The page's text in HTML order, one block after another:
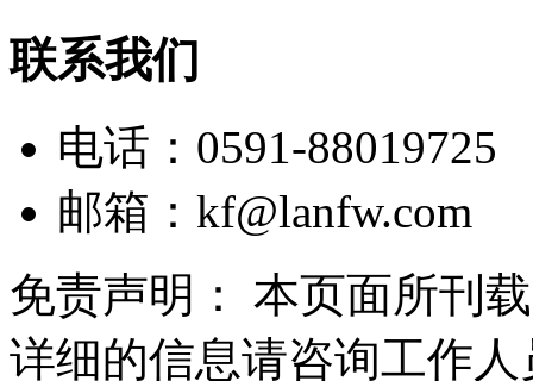
联系我们
电话：0591-88019725
邮箱： kf@lanfw.com
免责声明： 本页面所刊
详细的信息请咨询工作